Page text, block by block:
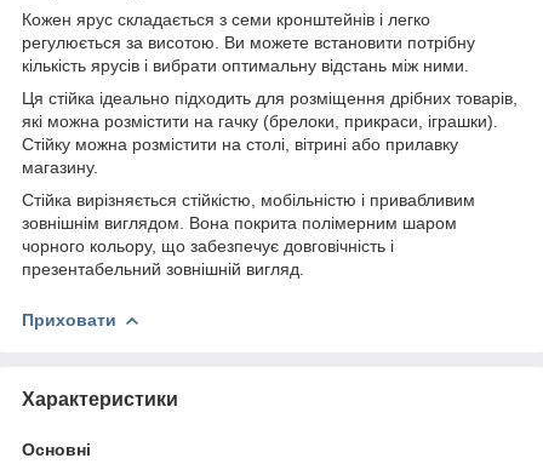
Кожен ярус складається з семи кронштейнів і легко
регулюється за висотою. Ви можете встановити потрібну
кількість ярусів і вибрати оптимальну відстань між ними.
Ця стійка ідеально підходить для розміщення дрібних товарів,
які можна розмістити на гачку (брелоки, прикраси, іграшки).
Стійку можна розмістити на столі, вітрині або прилавку
магазину.
Стійка вирізняється стійкістю, мобільністю і привабливим
зовнішнім виглядом. Вона покрита полімерним шаром
чорного кольору, що забезпечує довговічність і
презентабельний зовнішній вигляд.
Приховати
Характеристики
Основні